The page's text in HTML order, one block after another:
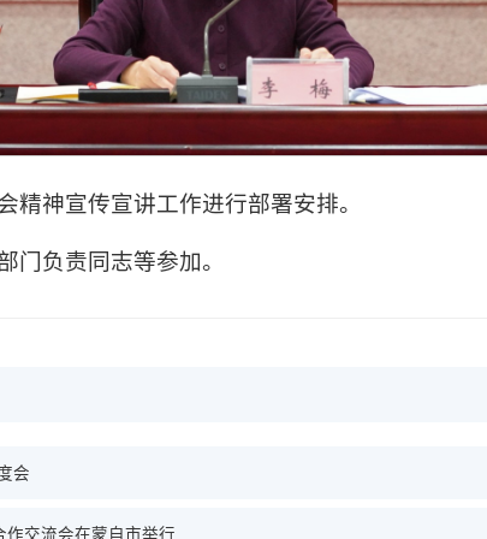
精神宣传宣讲工作进行部署安排。
门负责同志等参加。
会
交流会在蒙自市举行